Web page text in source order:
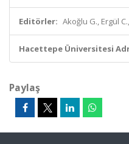
Editörler: Akoğlu G., Ergül
Hacettepe Üniversitesi
Paylaş